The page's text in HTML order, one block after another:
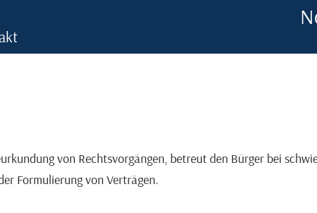
von Rechtsvorgängen, betreut den Bürger bei
Formulierung von Verträgen.